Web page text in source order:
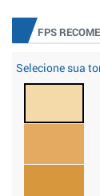
FPS
Selecione sua